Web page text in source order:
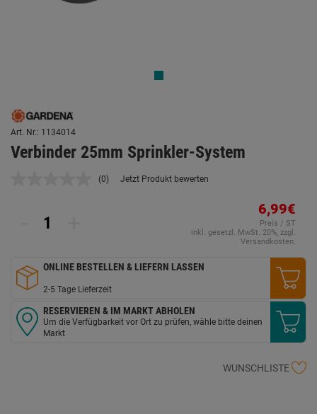
Art. Nr.: 1134014
Verbinder 25mm Sprinkler-System
Kein
(0) Jetzt Produkt bewerten
6,99€
Preis / ST
inkl. gesetzl. MwSt. 20%, zzgl.
Versandkosten.
ONLINE BESTELLEN & LIEFERN LASSEN
2-5 Tage Lieferzeit
RESERVIEREN & IM MARKT ABHOLEN
Um die Verfügbarkeit vor Ort zu prüfen, wähle bitte deinen
Markt
WUNSCHLISTE